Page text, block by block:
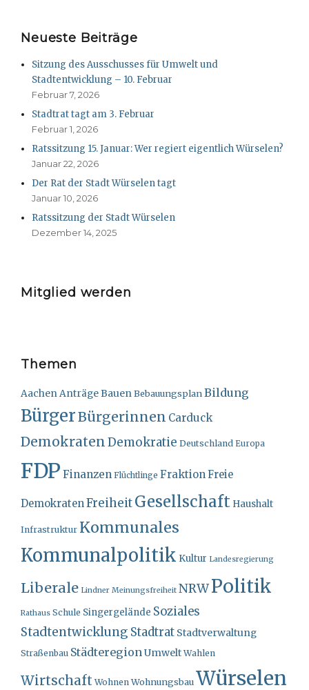
Neueste Beiträge
Sitzung des Ausschusses für Umwelt und
Stadtentwicklung – 10. Februar
Februar 7, 2026
Stadtrat tagt am 3. Februar
Februar 1, 2026
Ratssitzung 15. Januar: Wer regiert eigentlich Würselen?
Januar 22, 2026
Der Rat der Stadt Würselen tagt
Januar 10, 2026
Ratssitzung der Stadt Würselen
Dezember 14, 2025
Mitglied werden
Themen
AachenAnträgeBauenBebauungsplanBildung
BürgerBürgerinnen Carduck
DemokratenDemokratie Deutschland Europa
FDP Finanzen Flüchtlinge FraktionFreie
DemokratenFreiheitGesellschaft Haushalt
Infrastruktur Kommunales
Kommunalpolitik Kultur Landesregierung
Liberale Lindner Meinungsfreiheit NRWPolitik
Rathaus Schule Singergelände Soziales
Stadtentwicklung Stadtrat Stadtverwaltung
Straßenbau Städteregion Umwelt Wahlen
Wirtschaft Wohnen WohnungsbauWürselen